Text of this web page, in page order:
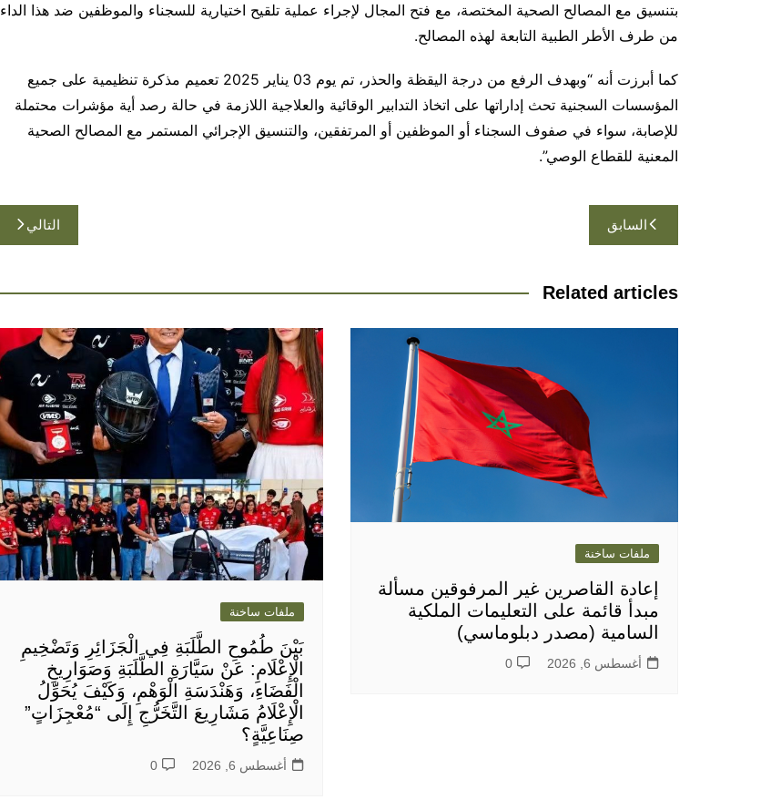
بتنسيق مع المصالح الصحية المختصة، مع فتح المجال لإجراء عملية تلقيح اختيارية للسجناء والموظفين ضد هذا الداء
من طرف الأطر الطبية التابعة لهذه المصالح.
كما أبرزت أنه “وبهدف الرفع من درجة اليقظة والحذر، تم يوم 03 يناير 2025 تعميم مذكرة تنظيمية على جميع
المؤسسات السجنية تحث إداراتها على اتخاذ التدابير الوقائية والعلاجية اللازمة في حالة رصد أية مؤشرات محتملة
للإصابة، سواء في صفوف السجناء أو الموظفين أو المرتفقين، والتنسيق الإجرائي المستمر مع المصالح الصحية
المعنية للقطاع الوصي”.
تصفّح
المقالات
السابق التالي
Related articles
ملفات ساخنة
إعادة القاصرين غير المرفوقين مسألة
مبدأ قائمة على التعليمات الملكية
السامية (مصدر دبلوماسي)
أغسطس 6, 2026 0
ملفات ساخنة
بَيْنَ طُمُوحِ الطَّلَبَةِ فِي الْجَزَائِرِ وَتَضْخِيمِ
الْإِعْلَامِ: عَنْ سَيَّارَةِ الطَّلَبَةِ وَصَوَارِيخِ
الْفَضَاءِ، وَهَنْدَسَةِ الْوَهْمِ، وَكَيْفَ يُحَوِّلُ
الْإِعْلَامُ مَشَارِيعَ التَّخَرُّجِ إِلَى “مُعْجِزَاتٍ”
صِنَاعِيَّةٍ؟
أغسطس 6, 2026 0